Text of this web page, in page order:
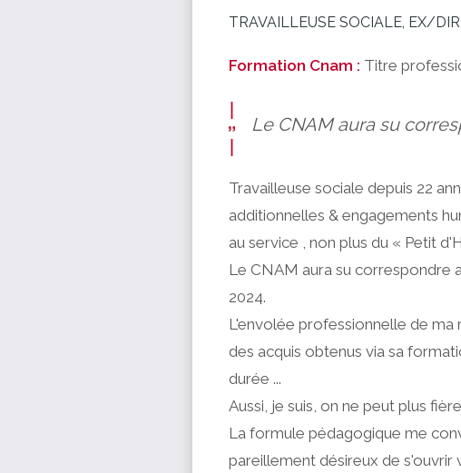
TRAVAILLEUSE SOCIALE, EX/
Formation Cnam : Titre
Le CNAM aura su
Travailleuse sociale depuis 22
additionnelles & engagements
au service , non plus du « Petit
Le CNAM aura su correspondre
2024.
L'envolée professionnelle de ma
des acquis obtenus via sa
durée ...
Aussi, je suis, on ne peut plus
La formule pédagogique me
pareillement désireux de s'ouvrir